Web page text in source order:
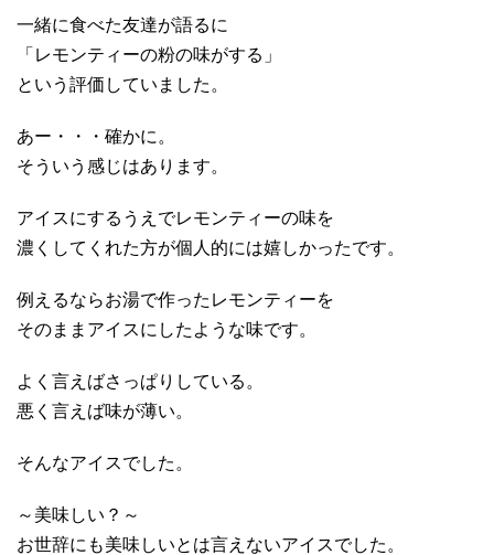
一緒に食べた友達が語るに
「レモンティーの粉の味がする」
という評価していました。
あー・・・確かに。
そういう感じはあります。
アイスにするうえでレモンティーの味を
濃くしてくれた方が個人的には嬉しかったです。
例えるならお湯で作ったレモンティーを
そのままアイスにしたような味です。
よく言えばさっぱりしている。
悪く言えば味が薄い。
そんなアイスでした。
～美味しい？～
お世辞にも美味しいとは言えないアイスでした。